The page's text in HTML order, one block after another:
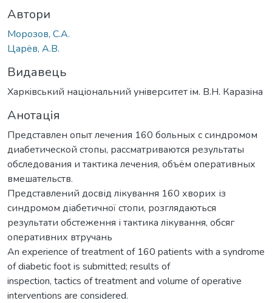
Автори
Морозов, С.А.
Царёв, А.В.
Видавець
Харкiвський нацiональний унiверситет iм. В.Н. Каразiна
Анотація
Представлен опыт лечения 160 больных с синдромом
диабетической стопы, рассматриваются результаты
обследования и тактика лечения, объём оперативных
вмешательств.
Представлений досвід лікування 160 хворих із
синдромом діабетичної стопи, розглядаються
результати обстеження і тактика лікування, обсяг
оперативних втручань
Аn experience of treatment of 160 patients with a syndrome
of diabetic foot is submitted; results of
inspection, tactics of treatment and volume of operative
interventions are considered.